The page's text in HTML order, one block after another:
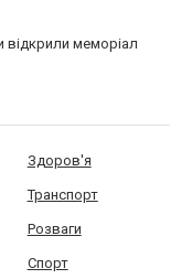
відкрили меморіал
Здоров'я
Транспорт
Розваги
Спорт